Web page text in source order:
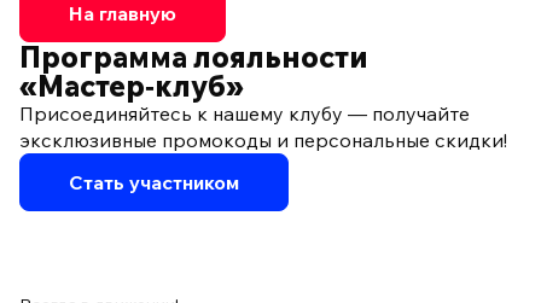
На главную
Программа лояльности
«Мастер‑клуб»
Присоединяйтесь к нашему клубу — получайте
эксклюзивные промокоды и персональные скидки!
Стать участником